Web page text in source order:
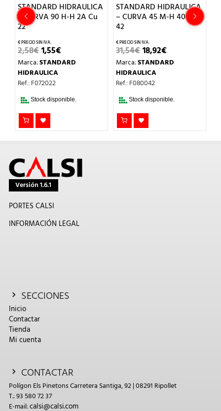
STANDARD HIDRAULICA
– CURVA 90 H-H 2A Cu
22
2,58€EL
PRECIO
ORIGINAL
ERA:
2,58€.
1,55€PRECIO
ACTUAL
Marca:STANDARD
HIDRAULICA
Ref.: F072022
Stock disponible.
STANDARD HIDRAULICA
– CURVA 45 M-H 40 Cu
42
31,54€EL
PRECIO
ORIGINAL
ERA:
31,54€.
18,92€PRECIO
ACTUAL
Marca:STANDARD
HIDRAULICA
Ref.: F080042
Stock disponible.
Versión 1.6.1
PORTES CALSI
INFORMACIÓN LEGAL
SECCIONES
Inicio
Contactar
Tienda
Mi cuenta
CONTACTAR
Polígon Els Pinetons Carretera Santiga, 92 | 08291 Ripollet
T.: 93 580 72 37
E-mail:calsi@calsi.com